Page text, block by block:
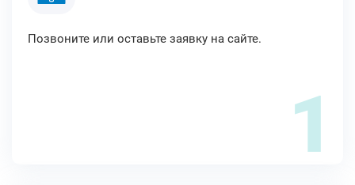
Позвоните или оставьте заявку на сайте.
1